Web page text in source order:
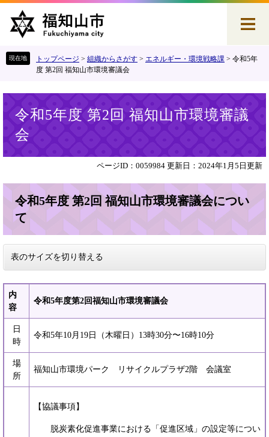
す
し
トップページ > 組織からさがす > エネルギー・環境戦略課 > 令和5年
度 第2回 福知山市環境審議会
令和5年度 第2回 福知山市環境審議
会
ページID：0059984 更新日：2024年1月5日更新
令和5年度 第2回 福知山市環境審議会につい
て
表のサイズを切り替える
内
容
令和5年度第2回福知山市環境審議会
日
時
令和5年10月19日（木曜日）13時30分〜16時10分
場
所
福知山市環境パーク リサイクルプラザ2階 会議室
【協議事項】
脱炭素化促進事業における「促進区域」の設定等につい